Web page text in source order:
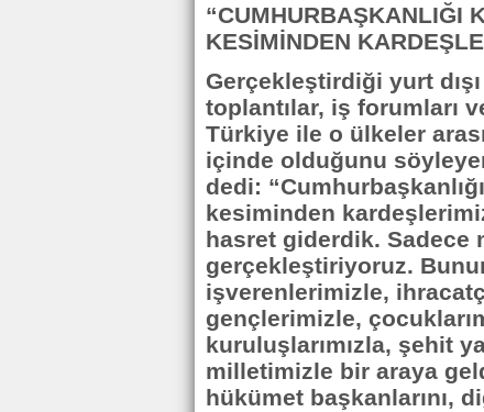
“CUMHURBAŞKANLIĞI
KESİMİNDEN
Gerçekleştirdiği yurt
toplantılar, iş forumları
Türkiye ile o ülkeler
içinde olduğunu
dedi:
kesiminden
hasret giderdik. Sadece
gerçekleştiriyoruz.
işverenlerimizle,
gençlerimizle,
kuruluşlarımızla, şehit
milletimizle bir araya
hükümet başkanlarını,